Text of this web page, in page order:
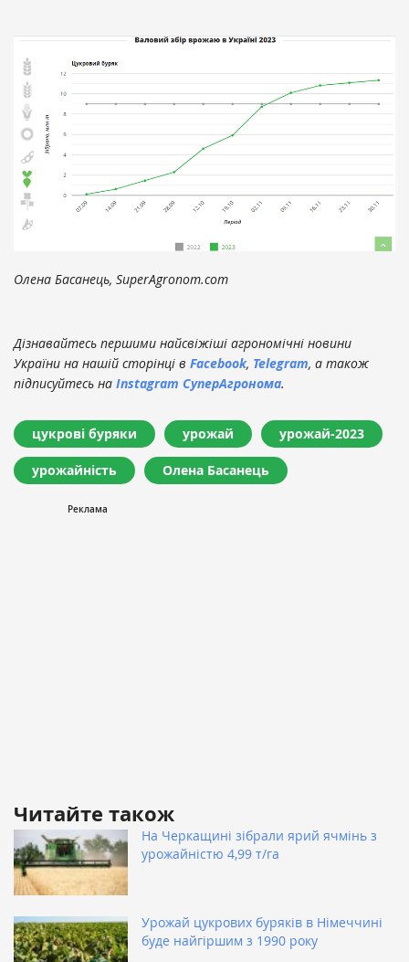
Олена Басанець, SuperAgronom.com
Дізнавайтесь першими найсвіжіші агрономічні новини
України на нашій сторінці в Facebook, Telegram, а також
підписуйтесь на Instagram СуперАгронома.
цукрові буряки урожай урожай-2023
урожайність Олена Басанець
Читайте також
На Черкащині зібрали ярий ячмінь з
урожайністю 4,99 т/га
Урожай цукрових буряків в Німеччині
буде найгіршим з 1990 року